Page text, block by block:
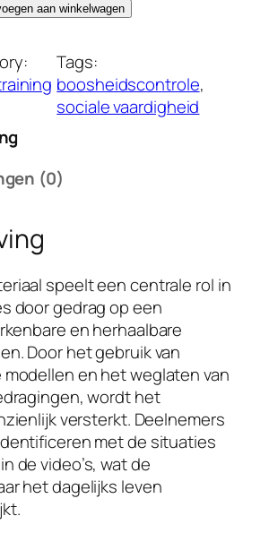
aan winkelwagen
Tags:
boosheidscontrole
sociale vaardigheid
(0)
speelt een centrale rol in
door gedrag op een
en herhaalbare
Door het gebruik van
en het weglaten van
wordt het
versterkt. Deelnemers
met de situaties
de video’s, wat de
het dagelijks leven